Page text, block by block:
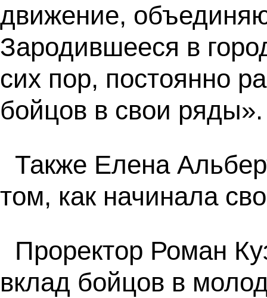
движение,
Зародившееся в
сих пор, постоянно
бойцов в свои ряды».
Также Елена
том, как начинала
Проректор Роман
вклад бойцов в